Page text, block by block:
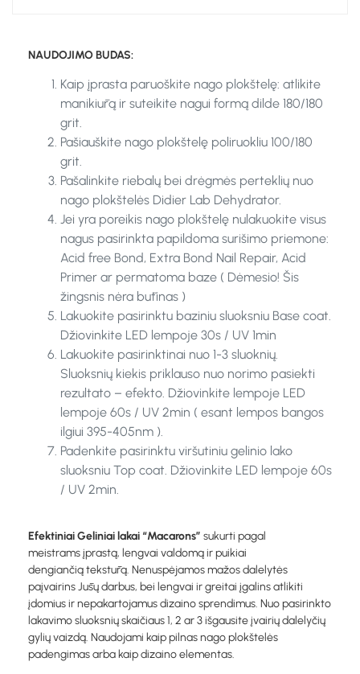
NAUDOJIMO BŪDAS:
Kaip įprasta paruoškite nago plokštelę: atlikite
manikiūrą ir suteikite nagui formą dilde 180/180
grit.
Pašiauškite nago plokštelę poliruokliu 100/180
grit.
Pašalinkite riebalų bei drėgmės perteklių nuo
nago plokštelės Didier Lab Dehydrator.
Jei yra poreikis nago plokštelę nulakuokite visus
nagus pasirinkta papildoma surišimo priemone:
Acid free Bond, Extra Bond Nail Repair, Acid
Primer ar permatoma baze ( Dėmesio! Šis
žingsnis nėra būtinas )
Lakuokite pasirinktu baziniu sluoksniu Base coat.
Džiovinkite LED lempoje 30s / UV 1min
Lakuokite pasirinktinai nuo 1-3 sluoknių.
Sluoksnių kiekis priklauso nuo norimo pasiekti
rezultato – efekto. Džiovinkite lempoje LED
lempoje 60s / UV 2min ( esant lempos bangos
ilgiui 395-405nm ).
Padenkite pasirinktu viršutiniu gelinio lako
sluoksniu Top coat. Džiovinkite LED lempoje 60s
/ UV 2min.
Efektiniai Geliniai lakai “Macarons” sukurti pagal
meistrams įprastą, lengvai valdomą ir puikiai
dengiančią tekstūrą. Nenuspėjamos mažos dalelytės
paįvairins Jūsų darbus, bei lengvai ir greitai įgalins atlikiti
įdomius ir nepakartojamus dizaino sprendimus. Nuo pasirinkto
lakavimo sluoksnių skaičiaus 1, 2 ar 3 išgausite įvairių dalelyčių
gylių vaizdą. Naudojami kaip pilnas nago plokštelės
padengimas arba kaip dizaino elementas.